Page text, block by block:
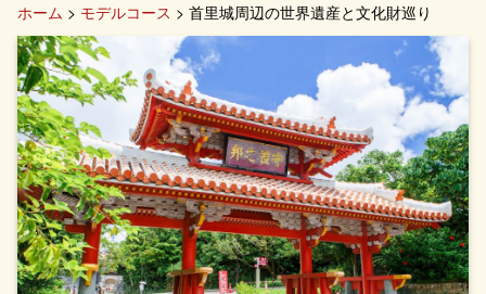
ホーム > モデルコース > 首里城周辺の世界遺産と文化財巡り